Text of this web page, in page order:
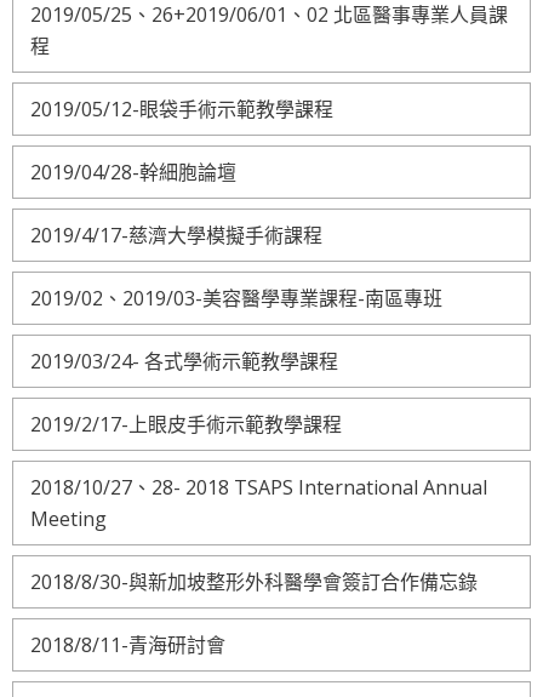
2019/05/25、26+2019/06/01、02 北區醫事專業人員課
程
2019/05/12-眼袋手術示範教學課程
2019/04/28-幹細胞論壇
2019/4/17-慈濟大學模擬手術課程
2019/02、2019/03-美容醫學專業課程-南區專班
2019/03/24- 各式學術示範教學課程
2019/2/17-上眼皮手術示範教學課程
2018/10/27、28- 2018 TSAPS International Annual
Meeting
2018/8/30-與新加坡整形外科醫學會簽訂合作備忘錄
2018/8/11-青海研討會